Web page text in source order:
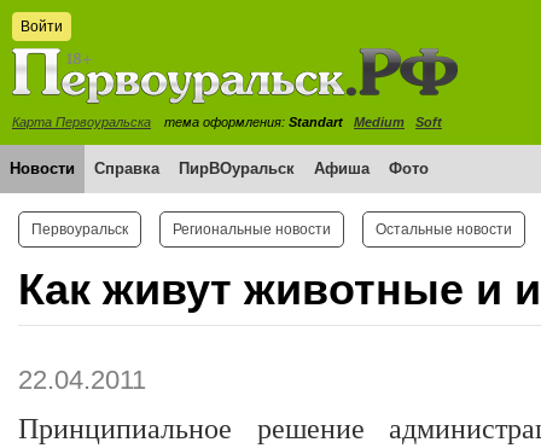
Войти
Карта Первоуральска тема оформления: Standart Medium Soft
Новости Справка ПирВОуральск Афиша Фото
Первоуральск Региональные новости Остальные новости
Как живут животные и
22.04.2011
Принципиальное решение